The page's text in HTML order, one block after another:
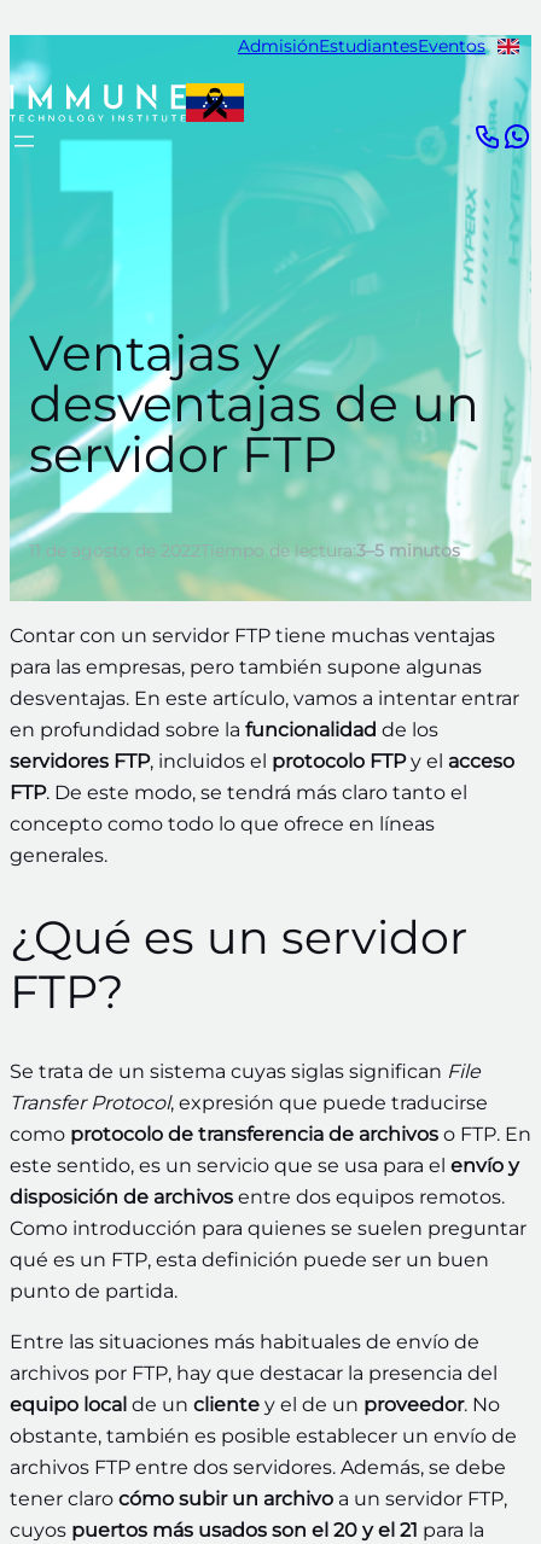
al
contenido
AdmisiónEstudiantesEventos
Ventajas y
desventajas de un
servidor FTP
11 de agosto de 2022Tiempo de lectura:3–5 minutos
Contar con un servidor FTP tiene muchas ventajas
para las empresas, pero también supone algunas
desventajas. En este artículo, vamos a intentar entrar
en profundidad sobre la funcionalidad de los
servidores FTP, incluidos el protocolo FTPy el acceso
FTP. De este modo, se tendrá más claro tanto el
concepto como todo lo que ofrece en líneas
generales.
¿Qué es un servidor
FTP?
Se trata de un sistema cuyas siglas significan File
Transfer Protocol, expresión que puede traducirse
como protocolo de transferencia de archivos o FTP. En
este sentido, es un servicio que se usa para el envío y
disposición de archivos entre dos equipos remotos.
Como introducción para quienes se suelen preguntar
qué es un FTP, esta definición puede ser un buen
punto de partida.
Entre las situaciones más habituales de envío de
archivos por FTP, hay que destacar la presencia del
equipo local de un cliente y el de un proveedor. No
obstante, también es posible establecer un envío de
archivos FTP entre dos servidores. Además, se debe
tener claro cómo subir un archivo a un servidor FTP,
cuyos puertos más usados son el 20 y el 21 para la